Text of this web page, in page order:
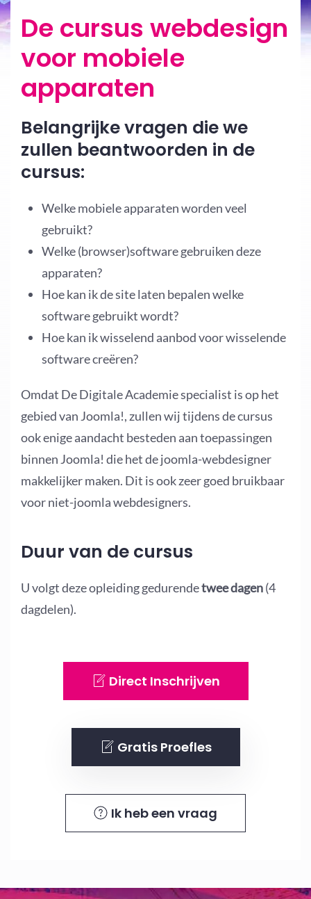
De cursus webdesign
voor mobiele
apparaten
Belangrijke vragen die we
zullen beantwoorden in de
cursus:
Welke mobiele apparaten worden veel
gebruikt?
Welke (browser)software gebruiken deze
apparaten?
Hoe kan ik de site laten bepalen welke
software gebruikt wordt?
Hoe kan ik wisselend aanbod voor wisselende
software creëren?
Omdat De Digitale Academie specialist is op het
gebied van Joomla!, zullen wij tijdens de cursus
ook enige aandacht besteden aan toepassingen
binnen Joomla! die het de joomla-webdesigner
makkelijker maken. Dit is ook zeer goed bruikbaar
voor niet-joomla webdesigners.
Duur van de cursus
U volgt deze opleiding gedurendetwee dagen(4
dagdelen).
Direct Inschrijven
Gratis Proefles
Ik heb een vraag